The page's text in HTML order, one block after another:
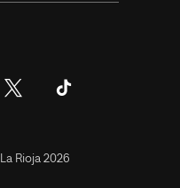
Síguenos
Rioja 2026